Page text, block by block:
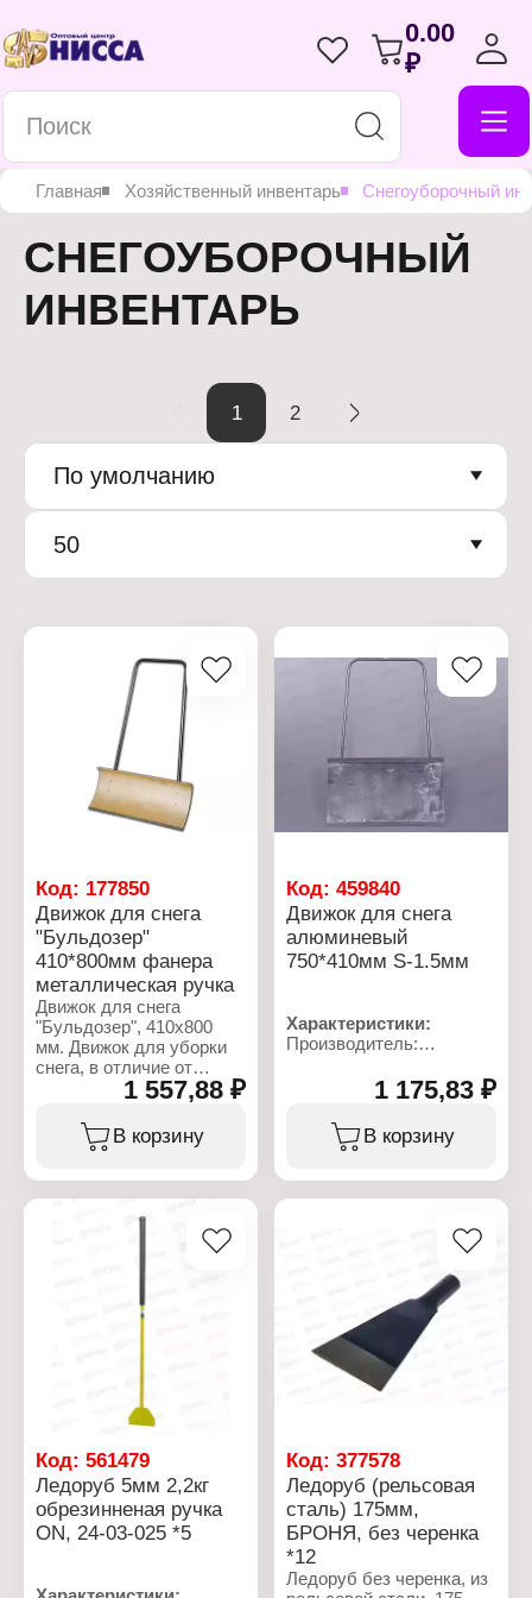
0.00
₽
Главная Хозяйственный инвентарь Снегоуборочный
СНЕГОУБОРОЧНЫЙ
ИНВЕНТАРЬ
1 2
По умолчанию
50
Код: 177850
Движок для снега
"Бульдозер"
410*800мм фанера
металлическая ручка
Движок для снега
"Бульдозер", 410х800
мм. Движок для уборки
снега, в отличие от
традиционной зимней
лопаты, предназначен
для более быстрой
очистки больших
Вариация: движок для
Размер: 410х800 мм
Особенность: ручка и
болты отдельно
1 557,88 ₽
В корзину
Код:459840
Движок для снега
алюминевый
750*410мм S-1.5мм
Характеристики:
Производитель:
Артикул: ЗИ-00054
Тип товара: Скрепер
Вариация: движок для
Толщина металла: 1,5 мм
Материал: алюминий
1 175,83 ₽
В корзину
Код: 561479
Ледоруб 5мм 2,2кг
обрезинненая ручка
ON, 24-03-025 *5
Код:377578
Ледоруб (рельсовая
сталь) 175мм,
БРОНЯ, без черенка
*12
Ледоруб без черенка, из